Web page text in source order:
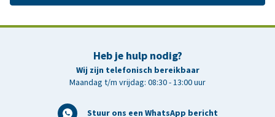
Heb je hulp nodig?
Wij zijn telefonisch bereikbaar
Maandag t/m vrijdag: 08:30 - 13:00 uur
Stuur ons een WhatsApp bericht